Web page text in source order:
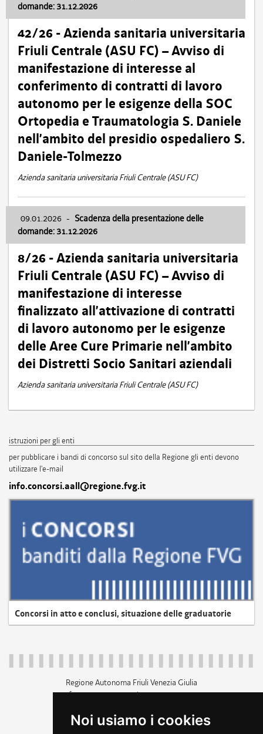
Noi usiamo i cookies
domande: 31.12.2026
42/26 - Azienda sanitaria universitaria
Friuli Centrale (ASU FC) – Avviso di
manifestazione di interesse al
conferimento di contratti di lavoro
autonomo per le esigenze della SOC
Ortopedia e Traumatologia S. Daniele
nell’ambito del presidio ospedaliero S.
Daniele-Tolmezzo
Azienda sanitaria universitaria Friuli Centrale (ASU FC)
09.01.2026 - Scadenza della presentazione delle
domande: 31.12.2026
8/26 - Azienda sanitaria universitaria
Friuli Centrale (ASU FC) – Avviso di
manifestazione di interesse
finalizzato all’attivazione di contratti
di lavoro autonomo per le esigenze
delle Aree Cure Primarie nell’ambito
dei Distretti Socio Sanitari aziendali
Azienda sanitaria universitaria Friuli Centrale (ASU FC)
istruzioni per gli enti
per pubblicare i bandi di concorso sul sito della Regione gli enti devono
utilizzare l'e-mail
info.concorsi.aall@regione.fvg.it
Concorsi in atto e conclusi, situazione delle graduatorie
Regione Autonoma Friuli Venezia Giulia
c.f. 80014930327; p.iva 00526040324
+39 040 3771111